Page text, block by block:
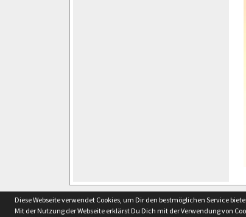
soccero.de
© 2006 - 2026
Diese Webseite verwendet Cookies, um Dir den bestmöglichen Service
Mit der Nutzung der Webseite erklärst Du Dich mit der Verwendung von